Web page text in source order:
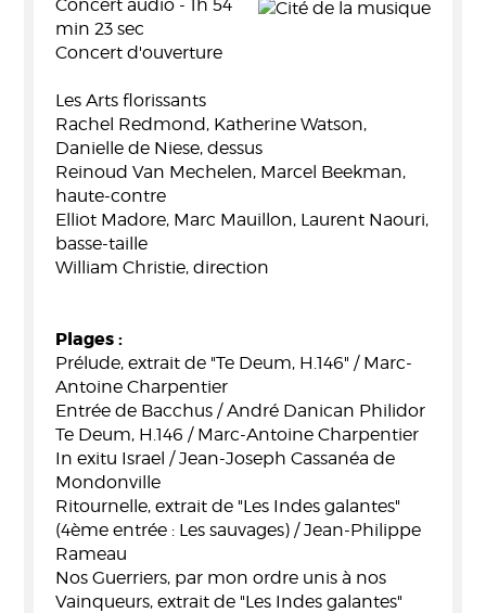
Concert audio - 1h 54
min 23 sec
Concert d'ouverture
Les Arts florissants
Rachel Redmond, Katherine Watson,
Danielle de Niese, dessus
Reinoud Van Mechelen, Marcel Beekman,
haute-contre
Elliot Madore, Marc Mauillon, Laurent Naouri,
basse-taille
William Christie, direction
Plages :
Prélude, extrait de "Te Deum, H.146" / Marc-
Antoine Charpentier
Entrée de Bacchus / André Danican Philidor
Te Deum, H.146 / Marc-Antoine Charpentier
In exitu Israel / Jean-Joseph Cassanéa de
Mondonville
Ritournelle, extrait de "Les Indes galantes"
(4ème entrée : Les sauvages) / Jean-Philippe
Rameau
Nos Guerriers, par mon ordre unis à nos
Vainqueurs, extrait de "Les Indes galantes"